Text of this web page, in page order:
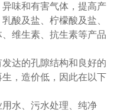
味和有害气体，提高产
酸及盐、柠檬酸及盐、
维生素、抗生素等产品
达的孔隙结构和良好的
，造价低，因此在以下
水、污水处理、纯净